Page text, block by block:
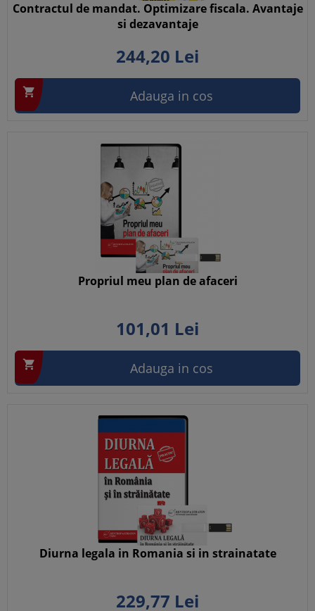
Contractul de mandat. Optimizare fiscala. Avantaje
si dezavantaje
244,20 Lei
 Adauga in cos
Propriul meu plan de afaceri
101,01 Lei
 Adauga in cos
Diurna legala in Romania si in strainatate
229,77 Lei